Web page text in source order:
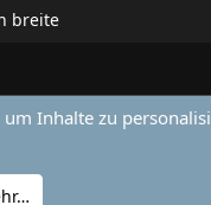
breite
um Inhalte zu